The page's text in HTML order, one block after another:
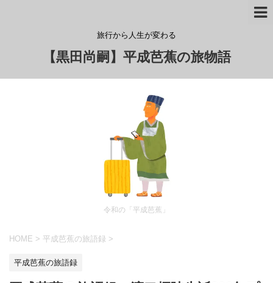
旅行から人生が変わる
【黒田尚嗣】平成芭蕉の旅物語
令和の「平成芭蕉」
HOME > 平成芭蕉の旅語録 >
平成芭蕉の旅語録